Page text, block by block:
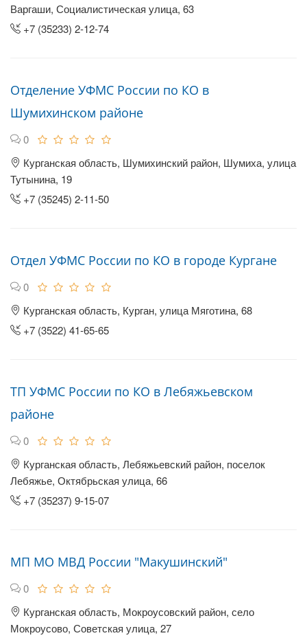
Варгаши, Социалистическая улица, 63
+7 (35233) 2-12-74
Отделение УФМС России по КО в
Шумихинском районе
0
Курганская область, Шумихинский район, Шумиха, улица
Тутынина, 19
+7 (35245) 2-11-50
Отдел УФМС России по КО в городе Кургане
0
Курганская область, Курган, улица Мяготина, 68
+7 (3522) 41-65-65
ТП УФМС России по КО в Лебяжьевском
районе
0
Курганская область, Лебяжьевский район, поселок
Лебяжье, Октябрьская улица, 66
+7 (35237) 9-15-07
МП МО МВД России "Макушинский"
0
Курганская область, Мокроусовский район, село
Мокроусово, Советская улица, 27